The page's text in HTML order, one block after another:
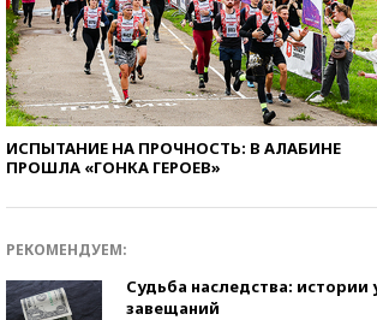
ИСПЫТАНИЕ НА ПРОЧНОСТЬ: В АЛАБИНЕ
ПРОШЛА «ГОНКА ГЕРОЕВ»
РЕКОМЕНДУЕМ:
Судьба наследства: истории
завещаний